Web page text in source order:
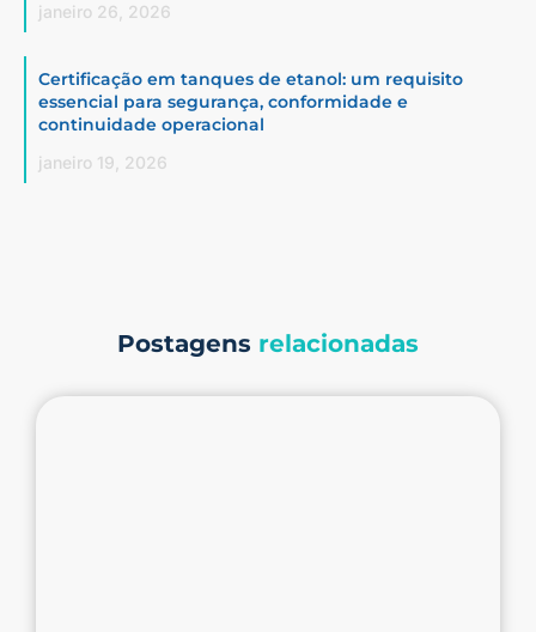
janeiro 26, 2026
Certificação em tanques de etanol: um requisito
essencial para segurança, conformidade e
continuidade operacional
janeiro 19, 2026
Postagens relacionadas